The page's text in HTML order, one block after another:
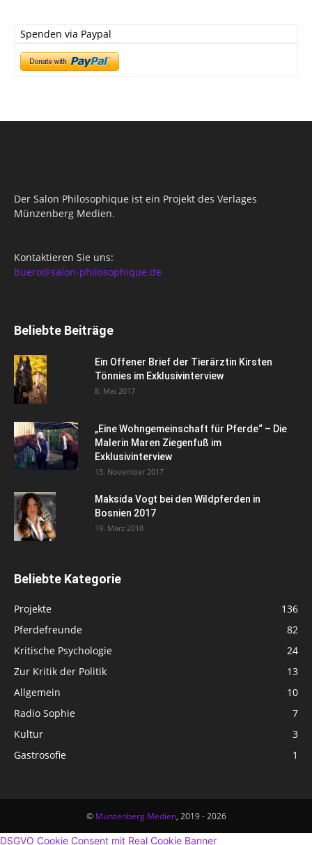
Spenden via Paypal
Der Salon Philosophique ist ein Projekt des Verlages
Münzenberg Medien.
Kontaktieren Sie uns:
buero@salon-philosophique.de
Beliebte Beiträge
Ein Offener Brief der Tierärztin Kirsten
Tönnies im Exklusivinterview
8. Mai 2017
„Eine Wohngemeinschaft für Pferde“ – Die
Malerin Maren Ziegenfuß im
Exklusivinterview
13. November 2017
Maksida Vogt bei den Wildpferden in
Bosnien 2017
19. März 2018
Beliebte Kategorie
Projekte
136
Pferdefreunde
82
Kritische Psychologie
24
Zur Kritik der Politik
13
Allgemein
10
Radio Sophie
7
Kultur
3
Gastrosofie
1
© Münzenberg Medien, 2019 - 2026
DSGVO Cookie Consent mit Real Cookie Banner